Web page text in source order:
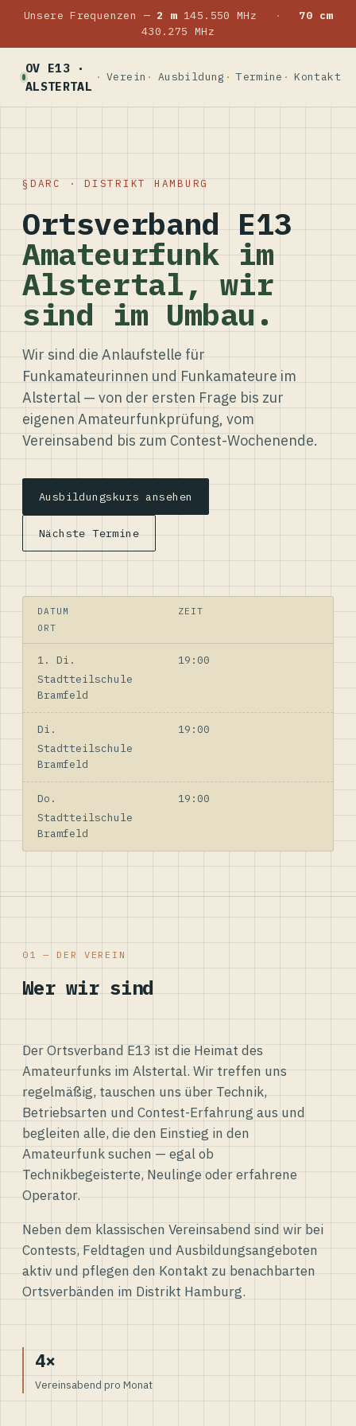
Unsere Frequenzen — 2 m145.550 MHz ·
70 cm
430.275 MHz
OV E13 ·
ALSTERTAL
Verein Ausbildung Termine Kontakt
DARC · DISTRIKT HAMBURG
Ortsverband E13
Amateurfunk im
Alstertal, wir
sind im Umbau.
Wir sind die Anlaufstelle für
Funkamateurinnen und Funkamateure im
Alstertal — von der ersten Frage bis zur
eigenen Amateurfunkprüfung, vom
Vereinsabend bis zum Contest-Wochenende.
Ausbildungskurs ansehen
Nächste Termine
DATUM
ZEIT
ORT
1. Di.
19:00
Stadtteilschule
Bramfeld
Di.
19:00
Stadtteilschule
Bramfeld
Do.
19:00
Stadtteilschule
Bramfeld
01 — DER VEREIN
Wer wir sind
Der Ortsverband E13 ist die Heimat des
Amateurfunks im Alstertal. Wir treffen uns
regelmäßig, tauschen uns über Technik,
Betriebsarten und Contest-Erfahrung aus und
begleiten alle, die den Einstieg in den
Amateurfunk suchen — egal ob
Technikbegeisterte, Neulinge oder erfahrene
Operator.
Neben dem klassischen Vereinsabend sind wir bei
Contests, Feldtagen und Ausbildungsangeboten
aktiv und pflegen den Kontakt zu benachbarten
Ortsverbänden im Distrikt Hamburg.
4×
Vereinsabend pro Monat